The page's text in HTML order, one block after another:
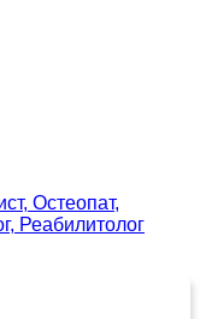
Остеопат,
Реабилитолог